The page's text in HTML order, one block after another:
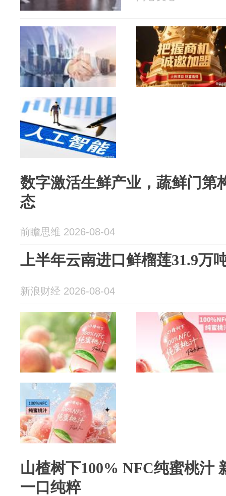
数字激活生鲜产业，蔬鲜门第
态
前瞻思维 2026-08-04
上半年云南进口鲜榴莲31.9万
新浪财经 2026-08-04
山楂树下100% NFC纯蜜桃汁
一口纯粹